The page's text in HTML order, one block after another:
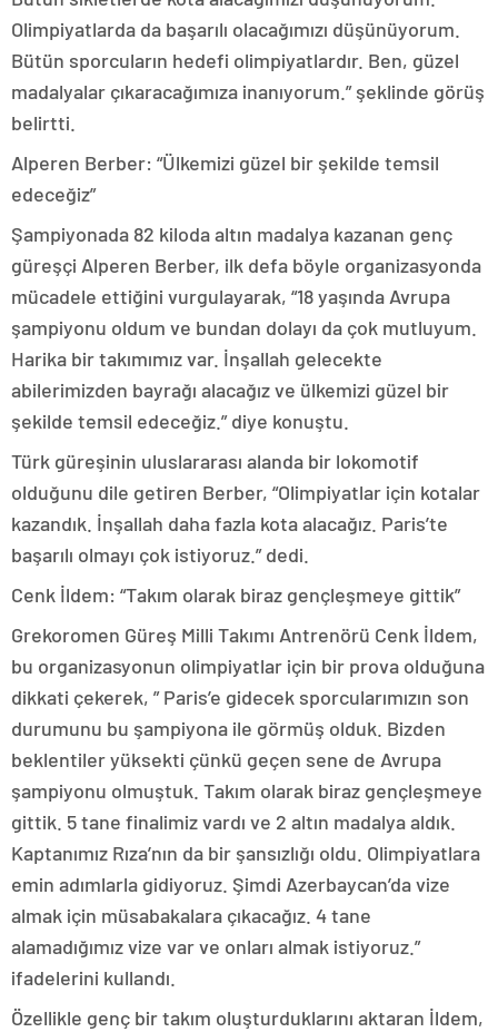
Olimpiyatlarda da başarılı olacağımızı düşünüyorum.
Bütün sporcuların hedefi olimpiyatlardır. Ben, güzel
madalyalar çıkaracağımıza inanıyorum.” şeklinde görüş
belirtti.
Alperen Berber: “Ülkemizi güzel bir şekilde temsil
edeceğiz”
Şampiyonada 82 kiloda altın madalya kazanan genç
güreşçi Alperen Berber, ilk defa böyle organizasyonda
mücadele ettiğini vurgulayarak, “18 yaşında Avrupa
şampiyonu oldum ve bundan dolayı da çok mutluyum.
Harika bir takımımız var. İnşallah gelecekte
abilerimizden bayrağı alacağız ve ülkemizi güzel bir
şekilde temsil edeceğiz.” diye konuştu.
Türk güreşinin uluslararası alanda bir lokomotif
olduğunu dile getiren Berber, “Olimpiyatlar için kotalar
kazandık. İnşallah daha fazla kota alacağız. Paris’te
başarılı olmayı çok istiyoruz.” dedi.
Cenk İldem: “Takım olarak biraz gençleşmeye gittik”
Grekoromen Güreş Milli Takımı Antrenörü Cenk İldem,
bu organizasyonun olimpiyatlar için bir prova olduğuna
dikkati çekerek, ” Paris’e gidecek sporcularımızın son
durumunu bu şampiyona ile görmüş olduk. Bizden
beklentiler yüksekti çünkü geçen sene de Avrupa
şampiyonu olmuştuk. Takım olarak biraz gençleşmeye
gittik. 5 tane finalimiz vardı ve 2 altın madalya aldık.
Kaptanımız Rıza’nın da bir şansızlığı oldu. Olimpiyatlara
emin adımlarla gidiyoruz. Şimdi Azerbaycan’da vize
almak için müsabakalara çıkacağız. 4 tane
alamadığımız vize var ve onları almak istiyoruz.”
ifadelerini kullandı.
Özellikle genç bir takım oluşturduklarını aktaran İldem,